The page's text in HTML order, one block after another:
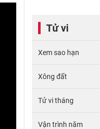
Tử vi
Xem sao hạn
Xông đất
Tử vi tháng
Vận trình năm